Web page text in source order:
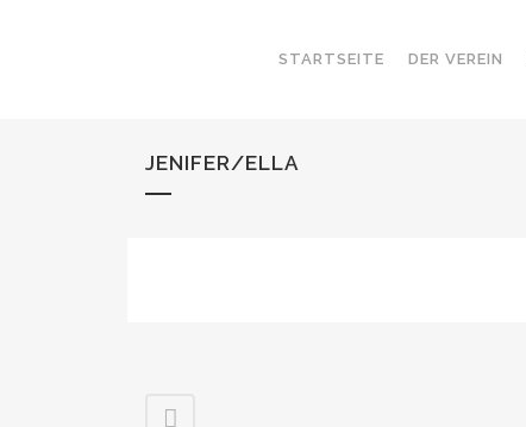
STARTSEITE DER VEREIN
JENIFER/ELLA